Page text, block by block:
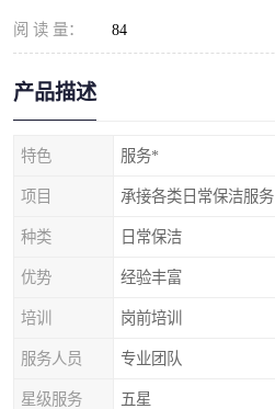
阅 读 量： 84
产品描述
特色 服务*
项目 承接各类日常保洁服务
种类 日常保洁
优势 经验丰富
培训 岗前培训
服务人员 专业团队
星级服务 五星